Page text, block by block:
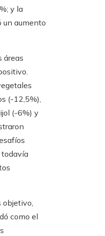
y la
un aumento
áreas
(-12,5%),
(-6%) y
todavía
objetivo,
como el